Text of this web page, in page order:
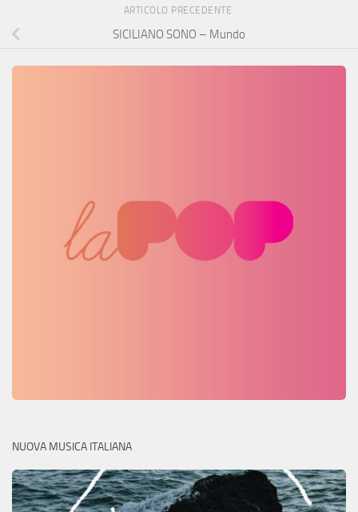
ARTICOLO PRECEDENTE
SICILIANO SONO – Mundo
NUOVA MUSICA ITALIANA